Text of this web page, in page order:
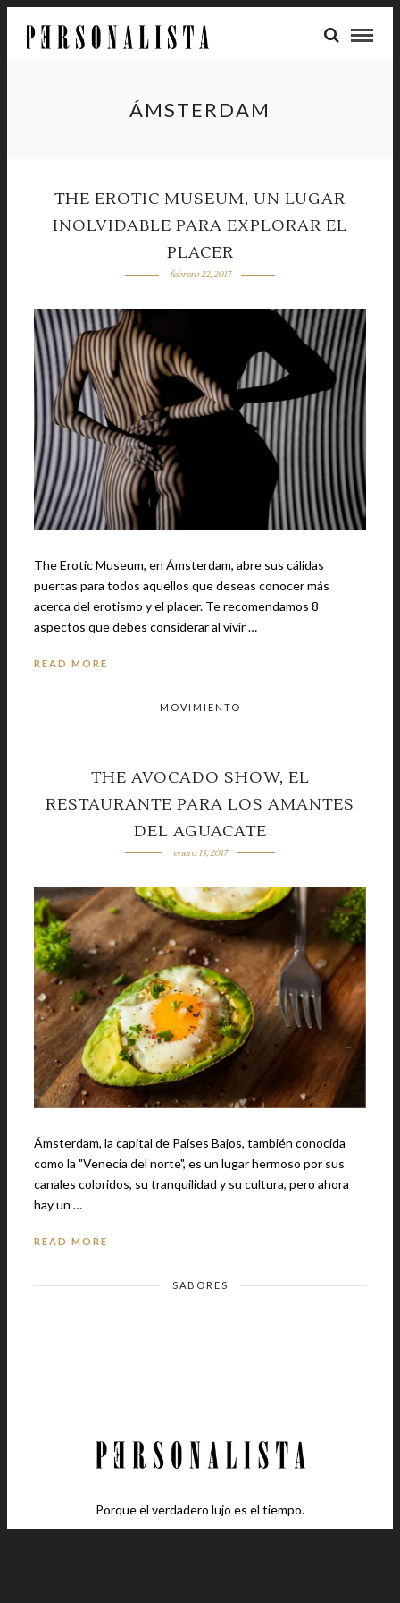
ÁMSTERDAM
THE EROTIC MUSEUM, UN LUGAR
INOLVIDABLE PARA EXPLORAR EL
PLACER
febrero 22, 2017
The Erotic Museum, en Ámsterdam, abre sus cálidas
puertas para todos aquellos que deseas conocer más
acerca del erotismo y el placer. Te recomendamos 8
aspectos que debes considerar al vivir …
READ MORE
MOVIMIENTO
THE AVOCADO SHOW, EL
RESTAURANTE PARA LOS AMANTES
DEL AGUACATE
enero 13, 2017
Ámsterdam, la capital de Países Bajos, también conocida
como la "Venecia del norte", es un lugar hermoso por sus
canales coloridos, su tranquilidad y su cultura, pero ahora
hay un …
READ MORE
SABORES
Porque el verdadero lujo es el tiempo.